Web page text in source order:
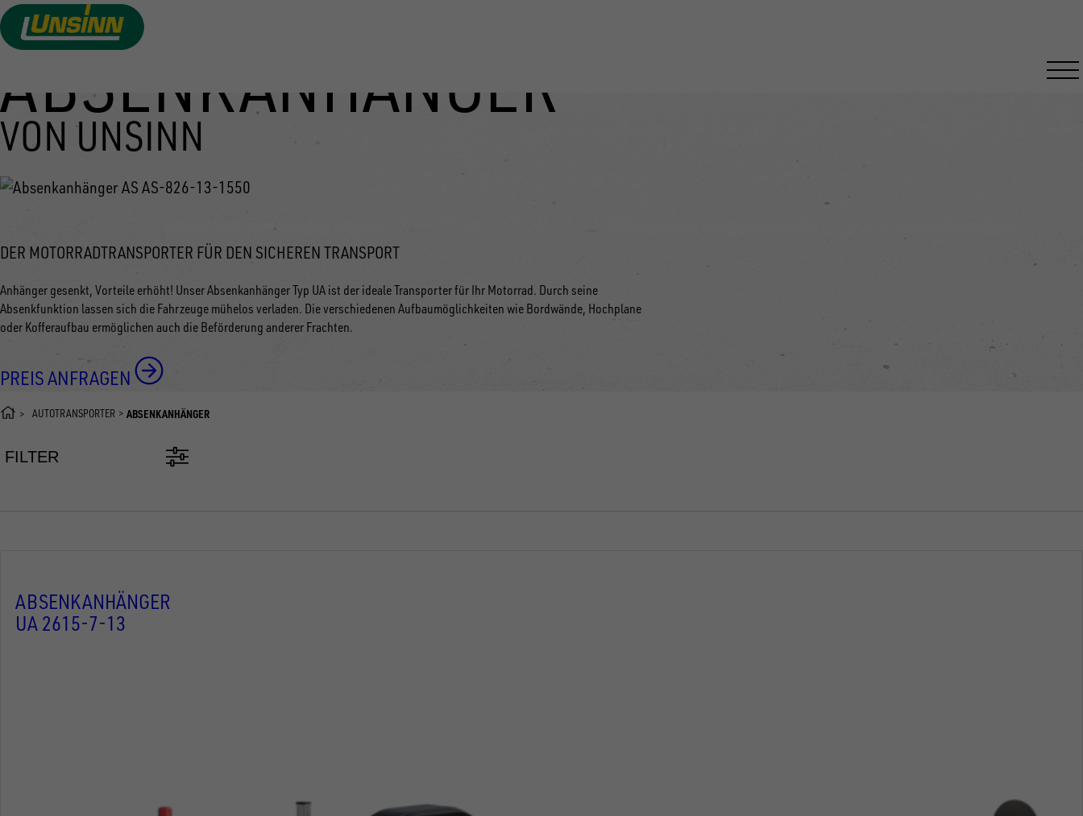
Inhalt
ABSENKANHÄNGER
VON UNSINN
DER MOTORRADTRANSPORTER FÜR DEN SICHEREN TRANSPORT
Anhänger gesenkt, Vorteile erhöht! Unser Absenkanhänger Typ UA ist der ideale Transporter für Ihr Motorrad. Durch seine
Absenkfunktion lassen sich die Fahrzeuge mühelos verladen. Die verschiedenen Aufbaumöglichkeiten wie Bordwände, Hochplane
oder Kofferaufbau ermöglichen auch die Beförderung anderer Frachten.
PREIS ANFRAGEN
AUTOTRANSPORTER ABSENKANHÄNGER
FILTER
ABSENKANHÄNGER
UA 2615-7-13